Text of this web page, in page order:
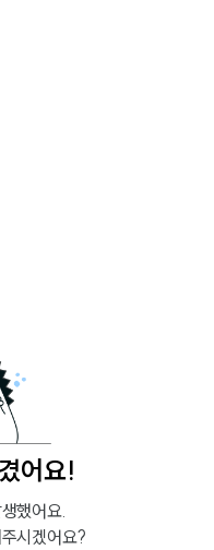
어요!
했어요.
시겠어요?